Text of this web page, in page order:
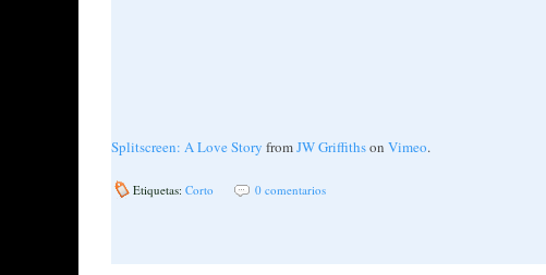
Splitscreen: A Love Story fromJW Griffithson Vimeo.
Etiquetas: Corto 0 comentarios